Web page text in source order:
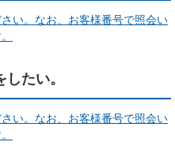
い。なお、お客様番号で照会い
たい。
い。なお、お客様番号で照会い